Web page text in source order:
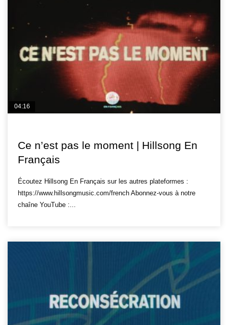
04:16
Ce n’est pas le moment | Hillsong En
Français
Écoutez Hillsong En Français sur les autres plateformes :
https://www.hillsongmusic.com/french Abonnez-vous à notre
chaîne YouTube :...